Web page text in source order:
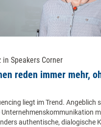
Speakers Corner
reden immer mehr,
liegt im Trend. Angeblich
Unternehmenskommunikation
authentische, dialogische